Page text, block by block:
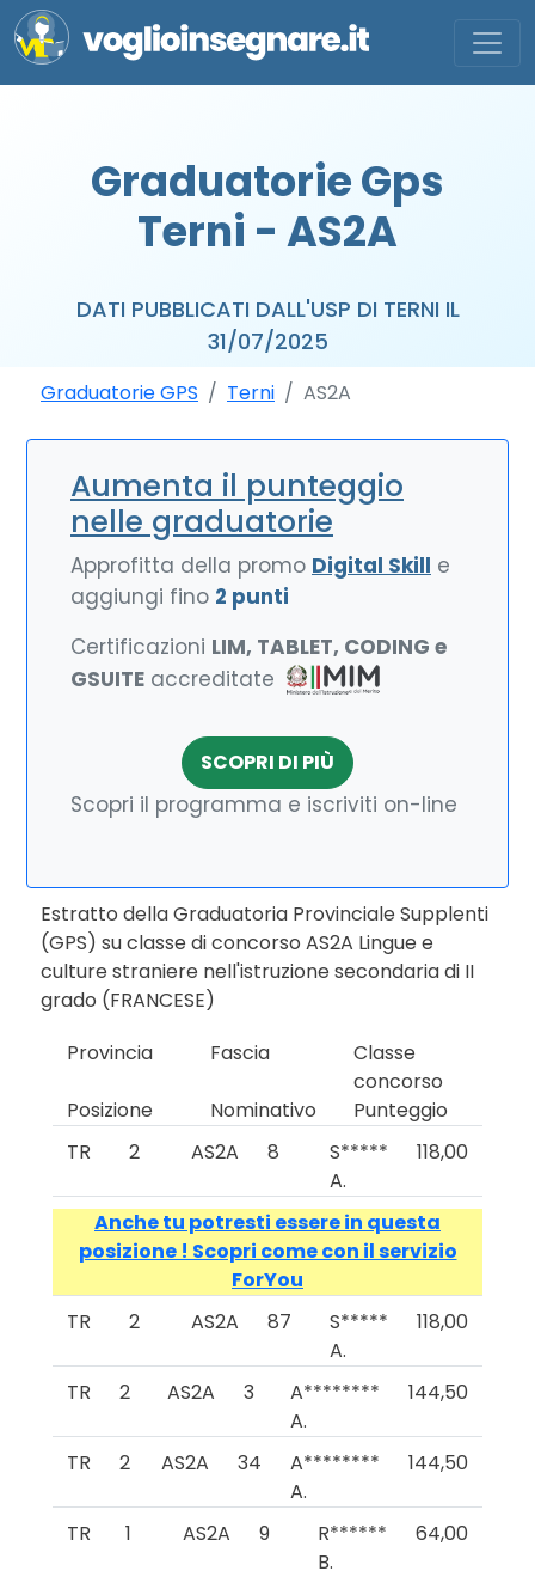
Graduatorie Gps
Terni - AS2A
DATI PUBBLICATI DALL'USP DI TERNI IL
31/07/2025
Graduatorie GPS Terni AS2A
Aumenta il punteggio
nelle graduatorie
Approfitta della promo Digital Skill e
aggiungi fino 2 punti
Certificazioni LIM, TABLET, CODING e
GSUITE accreditate
SCOPRI DI PIÙ
Scopri il programma e iscriviti on-line
Estratto della Graduatoria Provinciale Supplenti
(GPS) su classe di concorso AS2A Lingue e
culture straniere nell'istruzione secondaria di II
grado (FRANCESE)
Provincia
Fascia
Classe
concorso
Posizione
Nominativo
Punteggio
TR
2 AS2A 8
S*****
A.
118,00
Anche tu potresti essere in questa
posizione ! Scopri come con il servizio
ForYou
TR
2 AS2A 87
S*****
A.
118,00
TR 2 AS2A 3
A********
A.
144,50
TR 2 AS2A 34
A********
A.
144,50
TR 1 AS2A 9
R******
B.
64,00